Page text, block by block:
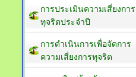
การประเมินความเสี่ยงการ
ทุจริตประจำปี
การดำเนินการเพื่อจัดการ
ความเสี่ยงการทุจริต